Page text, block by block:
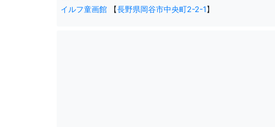
イルフ童画館 【長野県岡谷市中央町2-2-1】